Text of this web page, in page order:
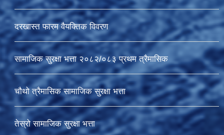
दरखास्त फारम वैयक्तिक विवरण
सामाजिक सुरक्षा भत्ता २०८२/०८३ प्रथम त्रैमासिक
चौथो त्रैमासिक सामाजिक सुरक्षा भत्ता
तेस्रो सामाजिक सुरक्षा भत्ता